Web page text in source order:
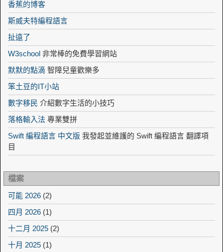
香蕉的博客
斯威夫特編程語言
扯遠了
W3school 非常棒的免費學習網站
默默的點滴 智障兒童歡樂多
笨土豆的IT小站
數字移民 介紹數字生活的小技巧
落格輸入法 專業雙拼
Swift 編程語言 中文版 我發起並維護的 Swift 編程語言 翻譯項
目
檔案
可能 2026 (2)
四月 2026 (1)
十二月 2025 (2)
十月 2025 (1)